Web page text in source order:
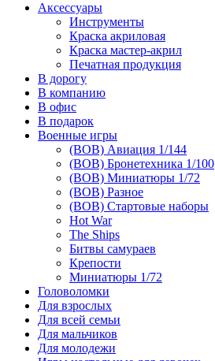
Аксессуары
Инструменты
Краска акриловая
Краска мастер-акрил
Печатная продукция
В дорогу
В компанию
В офис
В подарок
Военные игры
(ВОВ) Авиация 1/144
(ВОВ) Бронетехника 1/100
(ВОВ) Миниатюры 1/72
(ВОВ) Разное
(ВОВ) Стартовые наборы
Hot War
The Ships
Битвы самураев
Крепости
Миниатюры 1/72
Головоломки
Для взрослых
Для всей семьи
Для мальчиков
Для молодежи